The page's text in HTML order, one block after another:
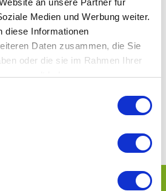
Medien und Werbung weiter.
diese Informationen
Daten zusammen, die Sie
oder die sie im Rahmen Ihrer
haben.
Datensicherungen für
stehen dir immer
und jederzeit Zugriff auf unser
nur eine Internetverbindung wird